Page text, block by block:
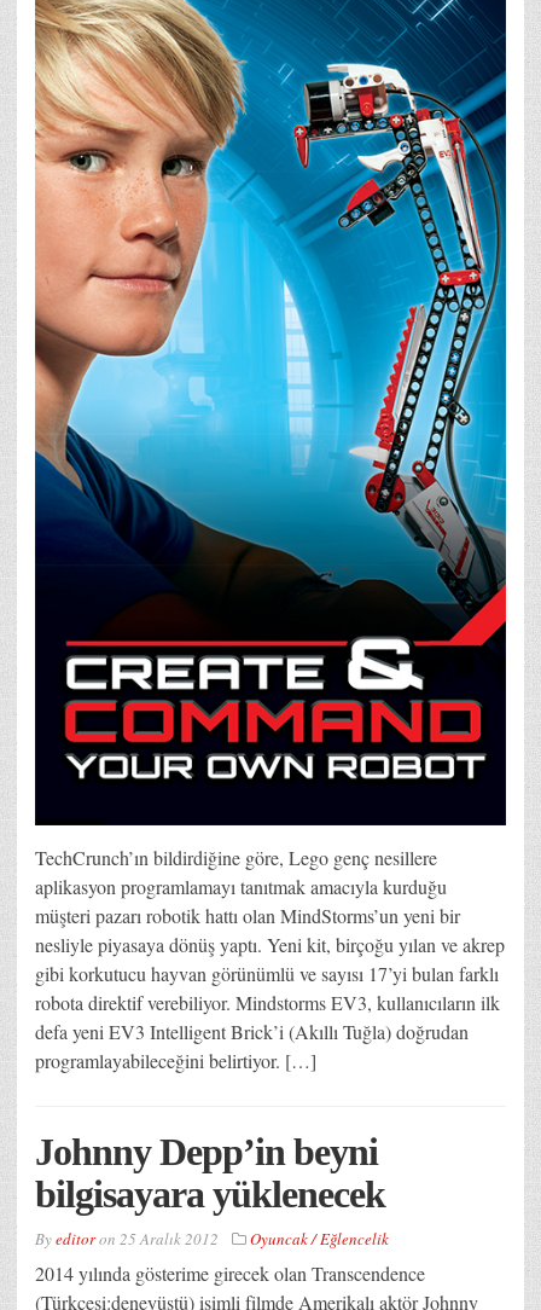
TechCrunch’ın bildirdiğine göre, Lego genç nesillere
aplikasyon programlamayı tanıtmak amacıyla kurduğu
müşteri pazarı robotik hattı olan MindStorms’un yeni bir
nesliyle piyasaya dönüş yaptı. Yeni kit, birçoğu yılan ve akrep
gibi korkutucu hayvan görünümlü ve sayısı 17’yi bulan farklı
robota direktif verebiliyor. Mindstorms EV3, kullanıcıların ilk
defa yeni EV3 Intelligent Brick’i (Akıllı Tuğla) doğrudan
programlayabileceğini belirtiyor. […]
Johnny Depp’in beyni
bilgisayara yüklenecek
Byeditoron 25 Aralık 2012 Oyuncak / Eğlencelik
2014 yılında gösterime girecek olan Transcendence
(Türkçesi:deneyüstü) isimli filmde Amerikalı aktör Johnny